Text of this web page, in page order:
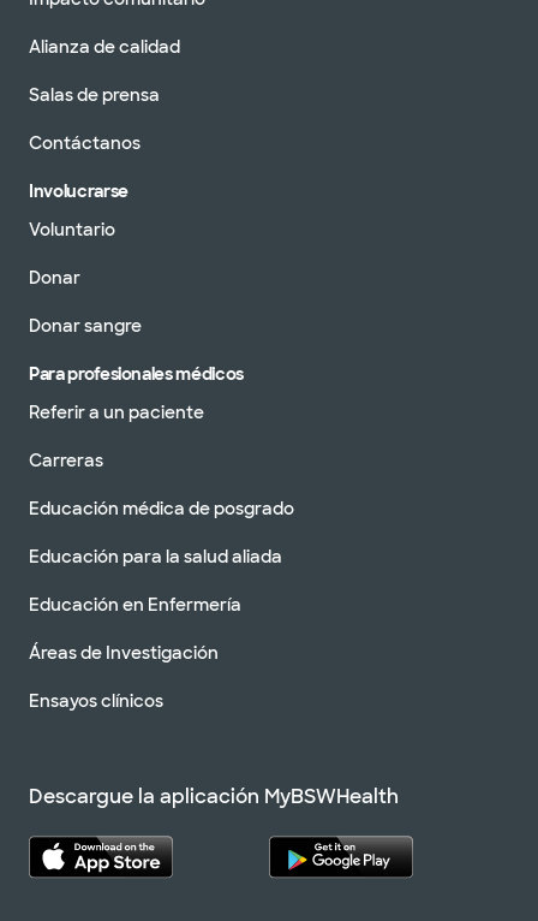
Alianza de calidad
Salas de prensa
Contáctanos
Involucrarse
Voluntario
Donar
Donar sangre
Para profesionales médicos
Referir a un paciente
Carreras
Educación médica de posgrado
Educación para la salud aliada
Educación en Enfermería
Áreas de Investigación
Ensayos clínicos
Descargue la aplicación MyBSWHealth